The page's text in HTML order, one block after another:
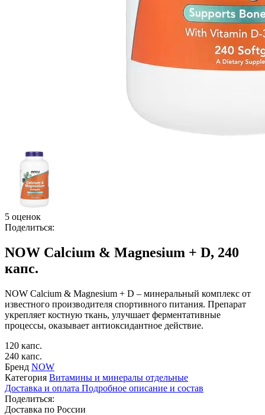
5 оценок
Поделиться:
NOW Calcium & Magnesium + D, 240
капс.
NOW Calcium & Magnesium + D – минеральный комплекс от
известного производителя спортивного питания. Препарат
укрепляет костную ткань, улучшает ферментативные
процессы, оказывает антиоксидантное действие.
120 капс.
240 капс.
Бренд NOW
Категория Витамины и минералы отдельные
Доставка и оплата Подробное описание и состав
Поделиться:
Доставка по России